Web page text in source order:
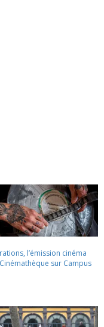
l’émission cinéma
sur Campus